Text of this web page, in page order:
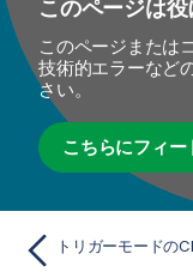
このページは
このページまたは
技術的エラーなど
さい。
こちらにフィ